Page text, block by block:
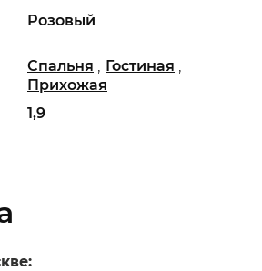
1,9
Розовый
Спальня , Гостиная ,
Прихожая